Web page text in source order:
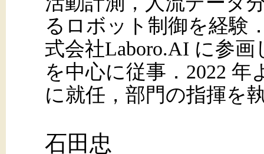
るロボット制御を経験
式会社Laboro.AI に参
を中心に従事．2022
に就任，部門の指揮を
石田忠